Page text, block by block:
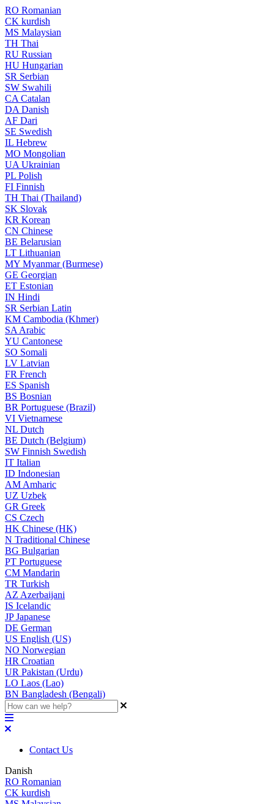
RO Romanian
CK kurdish
MS Malaysian
TH Thai
RU Russian
HU Hungarian
SR Serbian
SW Swahili
CA Catalan
DA Danish
AF Dari
SE Swedish
IL Hebrew
MO Mongolian
UA Ukrainian
PL Polish
FI Finnish
TH Thai (Thailand)
SK Slovak
KR Korean
CN Chinese
BE Belarusian
LT Lithuanian
MY Myanmar (Burmese)
GE Georgian
ET Estonian
IN Hindi
SR Serbian Latin
KM Cambodia (Khmer)
SA Arabic
YU Cantonese
SO Somali
LV Latvian
FR French
ES Spanish
BS Bosnian
BR Portuguese (Brazil)
VI Vietnamese
NL Dutch
BE Dutch (Belgium)
SW Finnish Swedish
IT Italian
ID Indonesian
AM Amharic
UZ Uzbek
GR Greek
CS Czech
HK Chinese (HK)
N Traditional Chinese
BG Bulgarian
PT Portuguese
CM Mandarin
TR Turkish
AZ Azerbaijani
IS Icelandic
JPJapanese
DE German
US English (US)
NO Norwegian
HR Croatian
UR Pakistan (Urdu)
LO Laos (Lao)
BN Bangladesh (Bengali)
Contact Us
Danish
RO Romanian
CK kurdish